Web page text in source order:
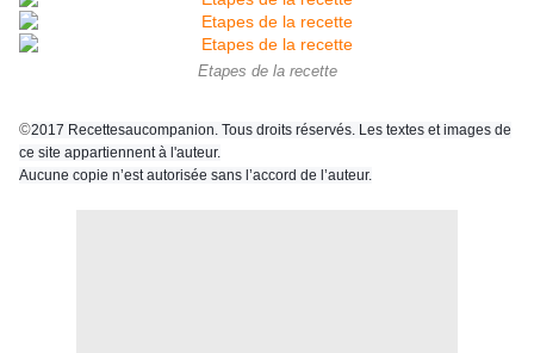
Etapes de la recette
©2017 Recettesaucompanion. Tous droits réservés. Les textes et images de
ce site appartiennent à l'auteur.
Aucune copie n’est autorisée sans l’accord de l’auteur.